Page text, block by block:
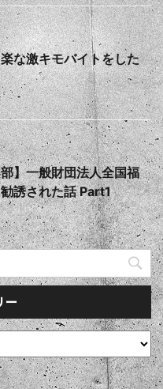
な激キモバイトをした
】一般財団法人全国福
誘された話 Part1
ー